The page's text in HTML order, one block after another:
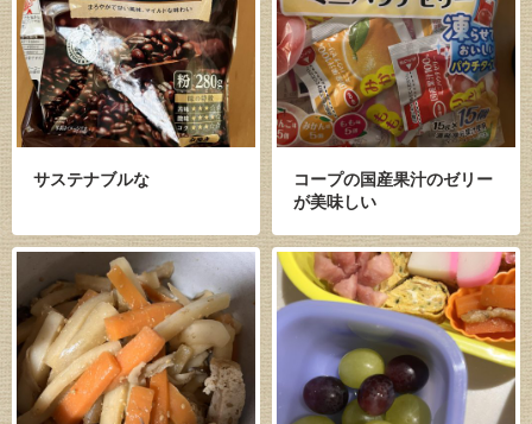
サステナブルな
コープの国産果汁のゼリー
が美味しい